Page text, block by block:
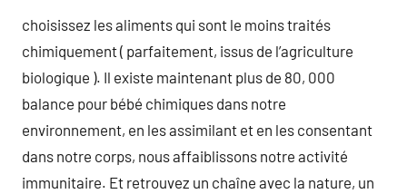
choisissez les aliments qui sont le moins traités
chimiquement ( parfaitement, issus de l’agriculture
biologique ). Il existe maintenant plus de 80, 000
balance pour bébé chimiques dans notre
environnement, en les assimilant et en les consentant
dans notre corps, nous affaiblissons notre activité
immunitaire. Et retrouvez un chaîne avec la nature, un